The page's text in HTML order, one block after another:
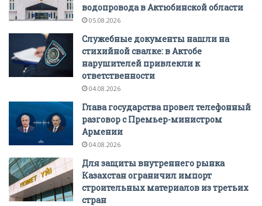
водопровода в Актюбинской области
05.08.2026
Служебные документы нашли на
стихийной свалке: в Актобе
нарушителей привлекли к
ответственности
04.08.2026
Глава государства провел телефонный
разговор с Премьер-министром
Армении
04.08.2026
Для защиты внутреннего рынка
Казахстан ограничил импорт
строительных материалов из третьих
стран